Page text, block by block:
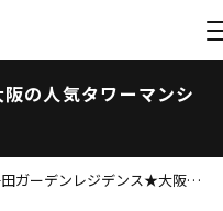
の人気タワーマンシ
ガーデンレジデンス★大阪…